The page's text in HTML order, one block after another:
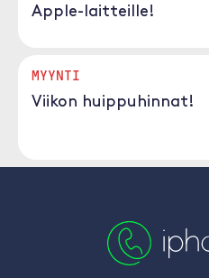
Apple-laitteille!
MYYNTI
Viikon huippuhinnat!